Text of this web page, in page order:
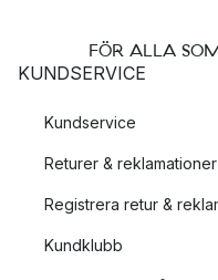
FÖR ALLA
KUNDSERVICE
Kundservice
Returer & reklamationer
Registrera retur &
Kundklubb